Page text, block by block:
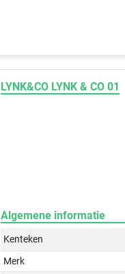
LYNK&CO LYNK & CO 01
Algemene informatie
Kenteken
Merk